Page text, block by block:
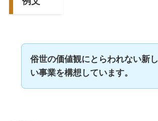
俗世の価値観にとらわれない新し
い事業を構想しています。